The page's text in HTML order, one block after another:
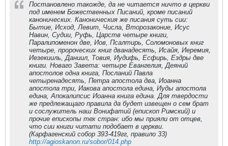
Постановлено такожде, да не читается ничто в церкви
под именем Божественных Писаний, кроме писаний
канонических. Каноническия же писания суть сии:
Бытие, Исход, Левит, Числа, Второзаконие, Исус
Навин, Судии, Руфь, Царств четыре книги,
Паралипоменон две, Иов, Псалтирь, Соломоновых книг
четыре, пророческих книг дванадесять, Исайя, Иеремия,
Иезекииль, Даниил, Товия, Иудифь, Есфирь, Ездры две
книги. Новаго Завета: четыре Евангелия, Деяний
апостолов одна книга, Посланий Павла
четыренадесять, Петра апостола два, Иоанна
апостола три, Иакова апостола едина, Иуды апостола
едина, Апокалипсис Иоанна книга едина. Для твердости
же предлежащаго правила да будет извещен о сем брат
и сослужитель наш Вонифатий (епископ Римский) и
прочие епископы тех стран: ибо мы прияли от отцев,
что сии книги читати подобает в церкви.
(Карфагенский собор 393-419гг, правило 33)
http://agioskanon.ru/sobor/014.php